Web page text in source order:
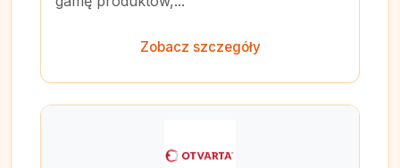
Zobacz szczegóły